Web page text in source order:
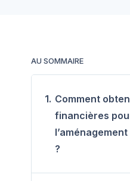
AU SOMMAIRE
1. Comment
financières
?